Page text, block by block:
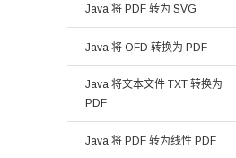
Java 将 PDF 转为 SVG
Java 将 OFD 转换为 PDF
Java 将文本文件 TXT 转换为
PDF
Java 将 PDF 转为线性 PDF